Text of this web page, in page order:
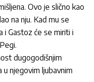
Ovo je slično kao
na nju. Kad mu se
i Gastoz će se miriti i
dugogodišnjim
njegovim ljubavnim